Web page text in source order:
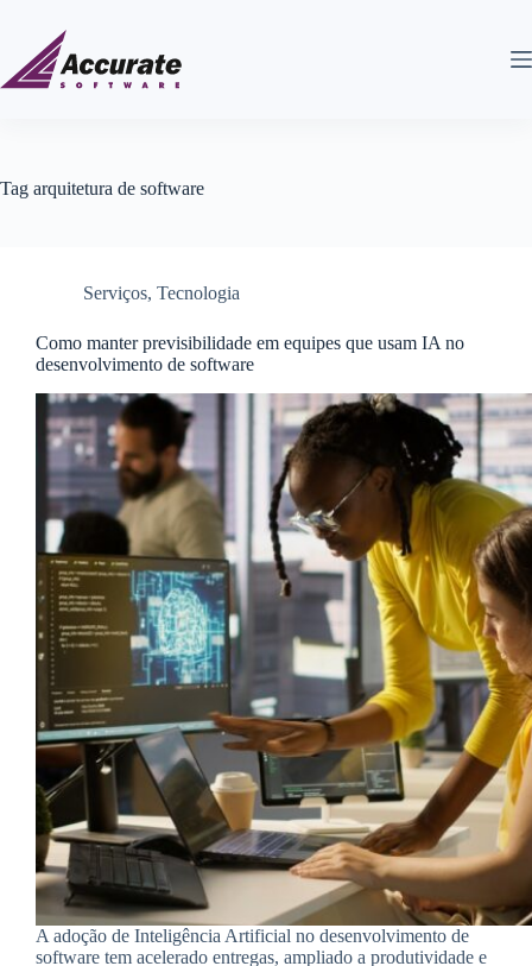
Tag arquitetura de software
Serviços, Tecnologia
Como manter previsibilidade em equipes que usam IA no
desenvolvimento de software
A adoção de Inteligência Artificial no desenvolvimento de
software tem acelerado entregas, ampliado a produtividade e